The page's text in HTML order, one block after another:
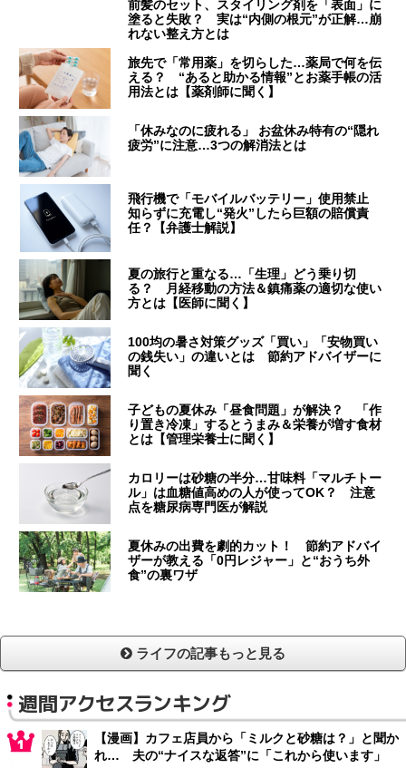
前髪のセット、スタイリング剤を「表面」に
塗ると失敗？ 実は“内側の根元”が正解…崩
れない整え方とは
旅先で「常用薬」を切らした…薬局で何を伝
える？ “あると助かる情報”とお薬手帳の活
用法とは【薬剤師に聞く】
「休みなのに疲れる」 お盆休み特有の“隠れ
疲労”に注意…3つの解消法とは
飛行機で「モバイルバッテリー」使用禁止
知らずに充電し“発火”したら巨額の賠償責
任？【弁護士解説】
夏の旅行と重なる…「生理」どう乗り切
る？ 月経移動の方法＆鎮痛薬の適切な使い
方とは【医師に聞く】
100均の暑さ対策グッズ「買い」「安物買い
の銭失い」の違いとは 節約アドバイザーに
聞く
子どもの夏休み「昼食問題」が解決？ 「作
り置き冷凍」するとうまみ＆栄養が増す食材
とは【管理栄養士に聞く】
カロリーは砂糖の半分…甘味料「マルチトー
ル」は血糖値高めの人が使ってOK？ 注意
点を糖尿病専門医が解説
夏休みの出費を劇的カット！ 節約アドバイ
ザーが教える「0円レジャー」と“おうち外
食”の裏ワザ
ライフの記事もっと見る
週間アクセスランキング
【漫画】カフェ店員から「ミルクと砂糖は？」と聞か
れ… 夫の“ナイスな返答”に「これから使います」